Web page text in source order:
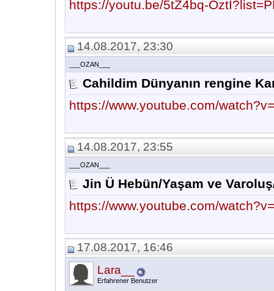
https://youtu.be/5tZ4bq-
14.08.2017, 23:30
___OZAN___
Cahildim Dünyanın rengine
https://www.youtube.com/
14.08.2017, 23:55
___OZAN___
Jin Ü Hebün/Yaşam ve
https://www.youtube.com/
17.08.2017, 16:46
Lara__
Erfahrener Benutzer